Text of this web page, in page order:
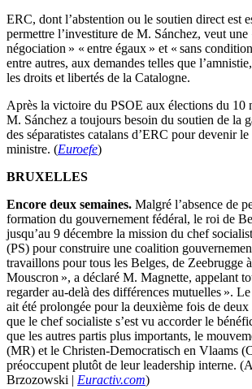
ERC, dont l’abstention ou le soutien direct est
permettre l’investiture de M. Sánchez, veut une
négociation » « entre égaux » et « sans
entre autres, aux demandes telles que
les droits et libertés de la Catalogne.
Après la victoire du PSOE aux élections du 10
M. Sánchez a toujours besoin du soutien de la
des séparatistes catalans d’ERC pour devenir
ministre. (Euroefe)
BRUXELLES
Encore deux semaines. Malgré l’absence de
formation du gouvernement fédéral, le roi de
jusqu’au 9 décembre la mission du chef
(PS) pour construire une coalition
travaillons pour tous les Belges, de Zeebrugge
Mouscron », a déclaré M. Magnette, appelant
regarder au-delà des différences mutuelles ».
ait été prolongée pour la deuxième fois de deux
que le chef socialiste s’est vu accorder le
que les autres partis plus importants, le
(MR) et le Christen-Democratisch en Vlaams
préoccupent plutôt de leur leadership interne.
Brzozowski | Euractiv.com)